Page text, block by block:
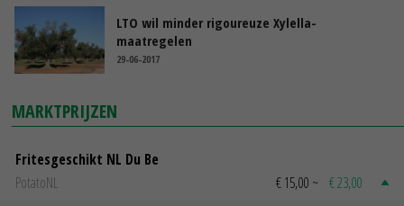
LTO wil minder rigoureuze Xylella-
maatregelen
29-06-2017
MARKTPRIJZEN
Fritesgeschikt NL Du Be
PotatoNL
€ 15,00 ~ € 23,00